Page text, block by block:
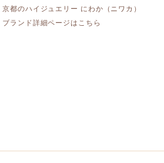
京都のハイジュエリー にわか（ニワカ）
ブランド詳細ページはこちら